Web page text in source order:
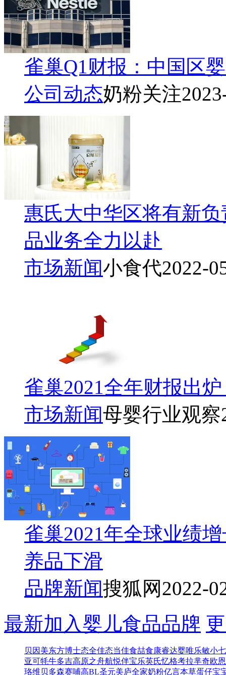
雀巢Q1财报：中国区
公司动态奶粉关注
惠氏大中华区将有新
品业务全力以赴
市场新闻小食代2022-
雀巢2021全年财报出
市场新闻母婴行业观察
雀巢2021年全球业绩
养品下滑
品牌新闻搜狐网2022-
最新加入婴儿食品品牌
贝因美东方博士态全佳态当佳食喆食康睿达婴唯乐敏小七
亚可牦牛多吉高原之舟航悦伴宝乐英氏忆格考拉芈奇欧
珞维贝多森赛哺高BL圣元美庐全家奶粉亿言本草蛋仔宝